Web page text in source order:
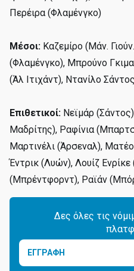
Περέιρα (Φλαμένγκο)
Μέσοι: Καζεμίρο (Μάν.
(Φλαμένγκο), Μπρούνο
(Άλ Ιτιχάντ), Ντανίλο
Επιθετικοί: Νεϊμάρ
Μαδρίτης), Ραφίνια
Μαρτινέλι (Άρσεναλ),
Έντρικ (Λυών), Λουίζ Ενρίκε
(Μπρέντφορντ), Ραϊάν
Δες όλες τις
ΕΓΓΡΑΦΗ